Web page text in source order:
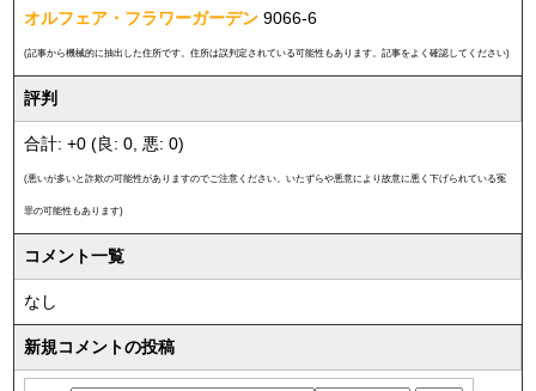
オルフェア・フラワーガーデン 9066-6
(記事から機械的に抽出した住所です。住所は誤判定されている可能性もあります。記事をよく確認してください)
評判
合計: +0 (良: 0, 悪: 0)
(悪いが多いと詐欺の可能性がありますのでご注意ください。いたずらや悪意により故意に悪く下げられている冤
罪の可能性もあります)
コメント一覧
なし
新規コメントの投稿